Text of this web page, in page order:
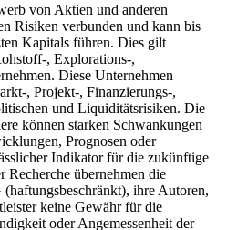
von Aktien und anderen
Risiken verbunden und kann bis
Kapitals führen. Dies gilt
, Explorations-,
Diese Unternehmen
, Projekt-, Finanzierungs-,
und Liquiditätsrisiken. Die
können starken Schwankungen
Prognosen oder
Indikator für die zukünftige
übernehmen die
ihre Autoren,
keine Gewähr für die
oder Angemessenheit der